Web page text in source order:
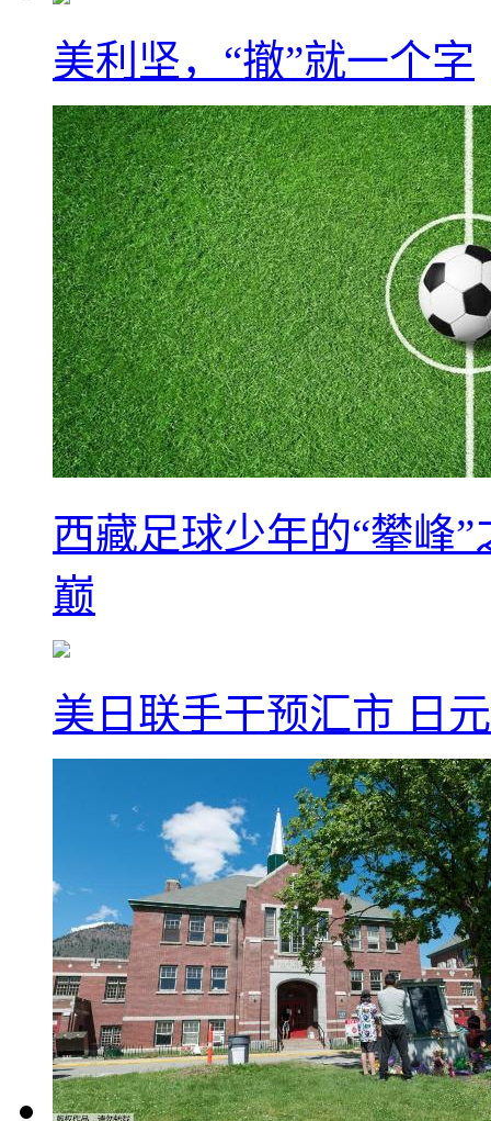
美利坚，“撤”就一个字
西藏足球少年的“攀峰
巅
美日联手干预汇市 日